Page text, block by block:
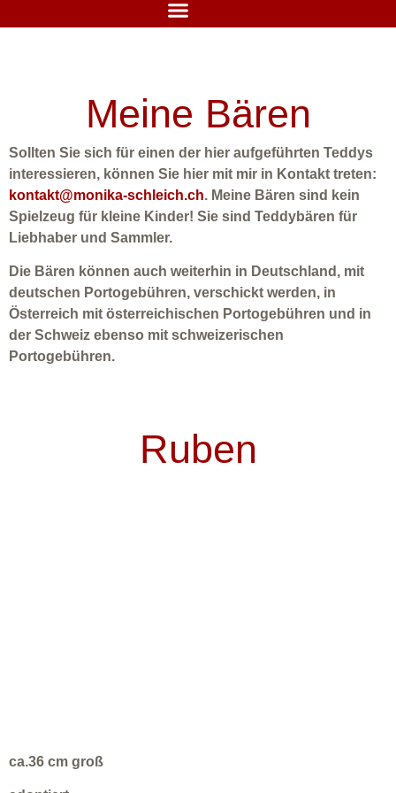
Meine Bären
Sollten Sie sich für einen der hier aufgeführten Teddys
interessieren, können Sie hier mit mir in Kontakt treten:
kontakt@monika-schleich.ch. Meine Bären sind kein
Spielzeug für kleine Kinder! Sie sind Teddybären für
Liebhaber und Sammler.
Die Bären können auch weiterhin in Deutschland, mit
deutschen Portogebühren, verschickt werden, in
Österreich mit österreichischen Portogebühren und in
der Schweiz ebenso mit schweizerischen
Portogebühren.
Ruben
ca.36 cm groß